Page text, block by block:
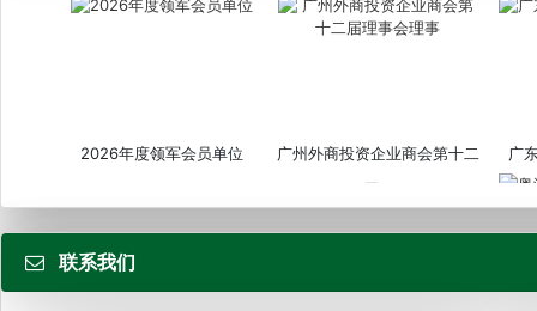
2026年度领军会员单位
广州外商投资企业商会第十二
届...
广
联系我们